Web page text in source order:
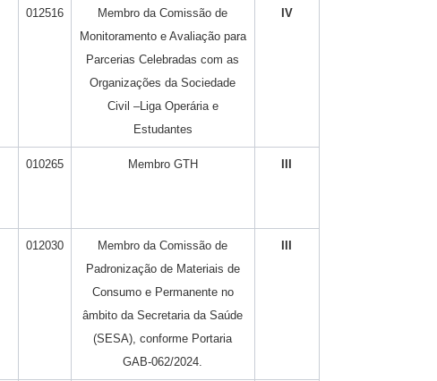
012516
Membro da Comissão de
Monitoramento e Avaliação para
Parcerias Celebradas com as
Organizações da Sociedade
Civil –Liga Operária e
Estudantes
IV
010265 Membro GTH
012030
Membro da Comissão de
Padronização de Materiais de
Consumo e Permanente no
âmbito da Secretaria da Saúde
(SESA), conforme Portaria
GAB-062/2024.